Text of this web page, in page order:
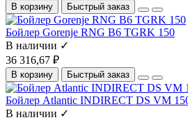
В корзину Быстрый заказ
Бойлер Gorenje RNG B6 TGRK 150
В наличии ✓
36 316,67 ₽
В корзину Быстрый заказ
Бойлер Atlantic INDIRECT DS VM
В наличии ✓